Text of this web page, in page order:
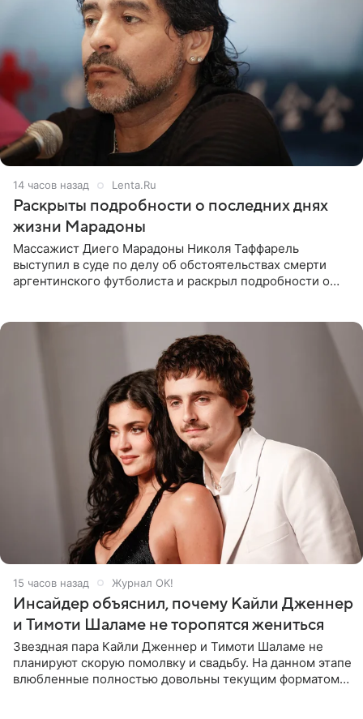
14 часов назад Lenta.Ru
Раскрыты подробности о последних днях
жизни Марадоны
Массажист Диего Марадоны Николя Таффарель
выступил в суде по делу об обстоятельствах смерти
аргентинского футболиста и раскрыл подробности о
15 часов назад Журнал OK!
Инсайдер объяснил, почему Кайли Дженнер
и Тимоти Шаламе не торопятся жениться
Звездная пара Кайли Дженнер и Тимоти Шаламе не
планируют скорую помолвку и свадьбу. На данном этапе
влюбленные полностью довольны текущим форматом